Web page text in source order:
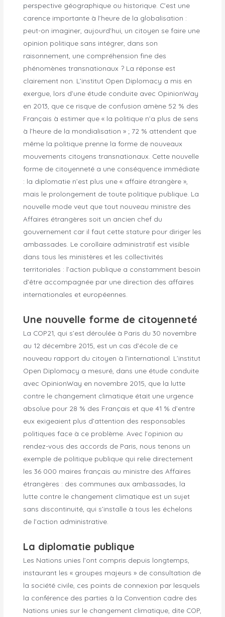
perspective géographique ou historique. C’est une
carence importante à l’heure de la globalisation :
peut-on imaginer, aujourd’hui, un citoyen se faire une
opinion politique sans intégrer, dans son
raisonnement, une compréhension fine des
phénomènes transnationaux ? La réponse est
clairement non. L’institut Open Diplomacy a mis en
exergue, lors d’une étude conduite avec OpinionWay
en 2013, que ce risque de confusion amène 52 % des
Français à estimer que « la politique n’a plus de sens
à l’heure de la mondialisation » ; 72 % attendent que
même la politique prenne la forme de nouveaux
mouvements citoyens transnationaux. Cette nouvelle
forme de citoyenneté a une conséquence immédiate
: la diplomatie n’est plus une « affaire étrangère »,
mais le prolongement de toute politique publique. La
nouvelle mode veut que tout nouveau ministre des
Affaires étrangères soit un ancien chef du
gouvernement car il faut cette stature pour diriger les
ambassades. Le corollaire administratif est visible
dans tous les ministères et les collectivités
territoriales : l’action publique a constamment besoin
d’être accompagnée par une direction des affaires
internationales et européennes.
Une nouvelle forme de citoyenneté
La COP21, qui s’est déroulée à Paris du 30 novembre
au 12 décembre 2015, est un cas d’école de ce
nouveau rapport du citoyen à l’international. L’institut
Open Diplomacy a mesuré, dans une étude conduite
avec OpinionWay en novembre 2015, que la lutte
contre le changement climatique était une urgence
absolue pour 28 % des Français et que 41 % d’entre
eux exigeaient plus d’attention des responsables
politiques face à ce problème. Avec l’opinion au
rendez-vous des accords de Paris, nous tenons un
exemple de politique publique qui relie directement
les 36 000 maires français au ministre des Affaires
étrangères : des communes aux ambassades, la
lutte contre le changement climatique est un sujet
sans discontinuité, qui s’installe à tous les échelons
de l’action administrative.
La diplomatie publique
Les Nations unies l’ont compris depuis longtemps,
instaurant les « groupes majeurs » de consultation de
la société civile, ces points de connexion par lesquels
la conférence des parties à la Convention cadre des
Nations unies sur le changement climatique, dite COP,